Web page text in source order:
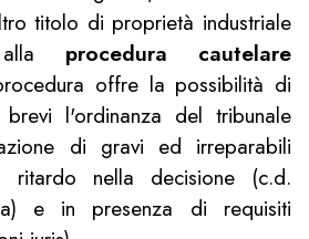
titolo di proprietà industriale
procedura cautelare
offre la possibilità di
l'ordinanza del tribunale
di gravi ed irreparabili
nella decisione (c.d.
e in presenza di requisiti